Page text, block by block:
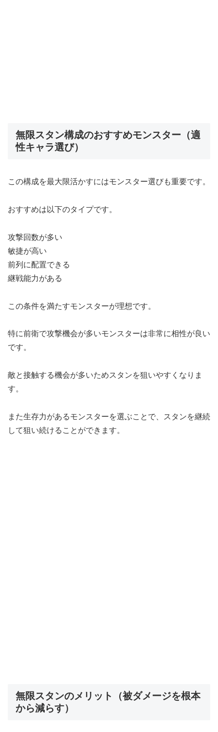
無限スタン構成のおすすめモンスター（適
性キャラ選び）
この構成を最大限活かすにはモンスター選びも重要です。
おすすめは以下のタイプです。
攻撃回数が多い
敏捷が高い
前列に配置できる
継戦能力がある
この条件を満たすモンスターが理想です。
特に前衛で攻撃機会が多いモンスターは非常に相性が良い
です。
敵と接触する機会が多いためスタンを狙いやすくなりま
す。
また生存力があるモンスターを選ぶことで、スタンを継続
して狙い続けることができます。
無限スタンのメリット（被ダメージを根本
から減らす）